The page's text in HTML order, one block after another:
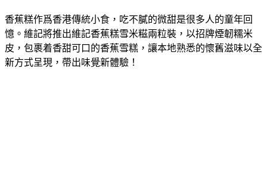
香蕉糕作爲香港傳統小食，吃不膩的微甜是很多人的童年回
憶。維記將推出維記香蕉糕雪米糍兩粒裝 ， 以招牌煙韌糯米
皮，包裹着香甜可口的香蕉雪糕 ，讓本地熟悉的懷舊滋味以全
新方式呈現 ，帶出味覺新體驗！